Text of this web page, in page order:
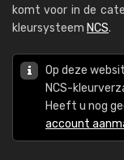
komt voor in de
kleursysteem NCS.
Op deze
NCS-
Heeft u nog
account